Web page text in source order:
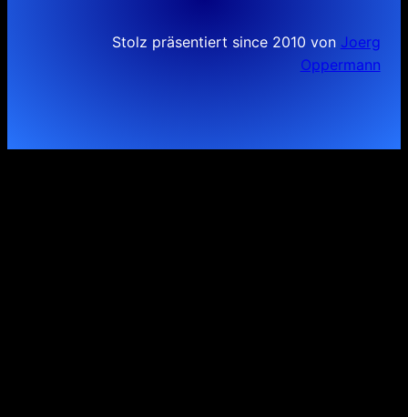
Stolz präsentiert since 2010 von Joerg
Oppermann